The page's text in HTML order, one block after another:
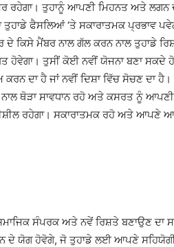
ਰਹੇਗਾ। ਤੁਹਾਨੂੰ ਆਪਣੀ ਮਿਹਨਤ ਅਤੇ ਲਗਨ
ਫੈਸਲਿਆਂ ‘ਤੇ ਸਕਾਰਾਤਮਕ ਪ੍ਰਭਾਵ
ਦੇ ਕਿਸੇ ਮੈਂਬਰ ਨਾਲ ਗੱਲ ਕਰਨ ਨਾਲ ਤੁਹਾਡੇ
ਹੋਵੇਗਾ। ਤੁਸੀਂ ਕੋਈ ਨਵੀਂ ਯੋਜਨਾ ਬਣਾ
ਦਾ ਹੈ ਜਾਂ ਨਵੀਂ ਦਿਸ਼ਾ ਵਿੱਚ ਸੋਚਣ ਦਾ
ਥੋੜਾ ਸਾਵਧਾਨ ਰਹੋ ਅਤੇ ਕਸਰਤ ਨੂੰ ਆਪਣੀ
ਰਹੇਗਾ। ਸਕਾਰਾਤਮਕ ਰਹੋ ਅਤੇ ਆਪਣੇ
ਸੰਪਰਕ ਅਤੇ ਨਵੇਂ ਰਿਸ਼ਤੇ ਬਣਾਉਣ
ਦੇ ਯੋਗ ਹੋਵੋਗੇ, ਜੋ ਤੁਹਾਡੇ ਲਈ ਆਪਣੇ